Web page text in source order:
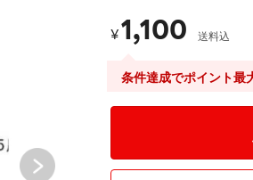
¥1,100 送料込
条件達成でポイント最